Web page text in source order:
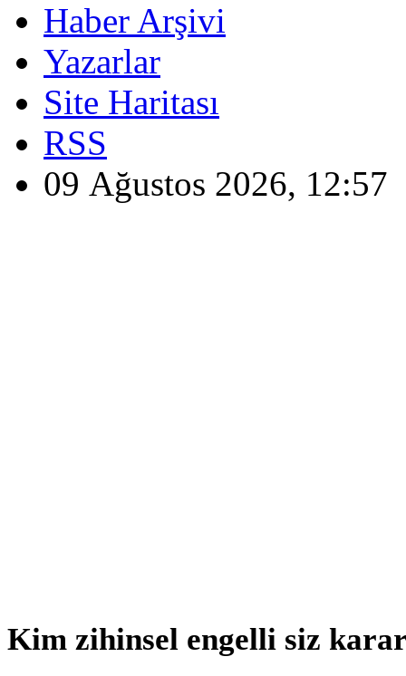
Haber Arşivi
Yazarlar
Site Haritası
RSS
09 Ağustos 2026, 12:57
Kim zihinsel engelli siz